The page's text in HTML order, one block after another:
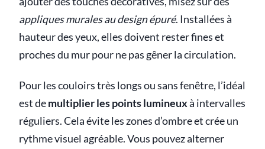
appliques murales au design épuré. Installées à
hauteur des yeux, elles doivent rester fines et
proches du mur pour ne pas gêner la circulation.
Pour les couloirs très longs ou sans fenêtre, l’idéal
est demultiplier les points lumineuxà intervalles
réguliers. Cela évite les zones d’ombre et crée un
rythme visuel agréable. Vous pouvez alterner